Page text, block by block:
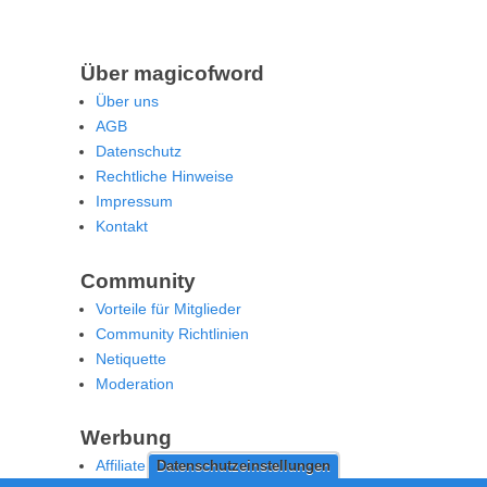
Datenschutzeinstellungen
Über magicofword
Über uns
AGB
Datenschutz
Rechtliche Hinweise
Impressum
Kontakt
Community
Vorteile für Mitglieder
Community Richtlinien
Netiquette
Moderation
Werbung
Affiliate Offenlegung